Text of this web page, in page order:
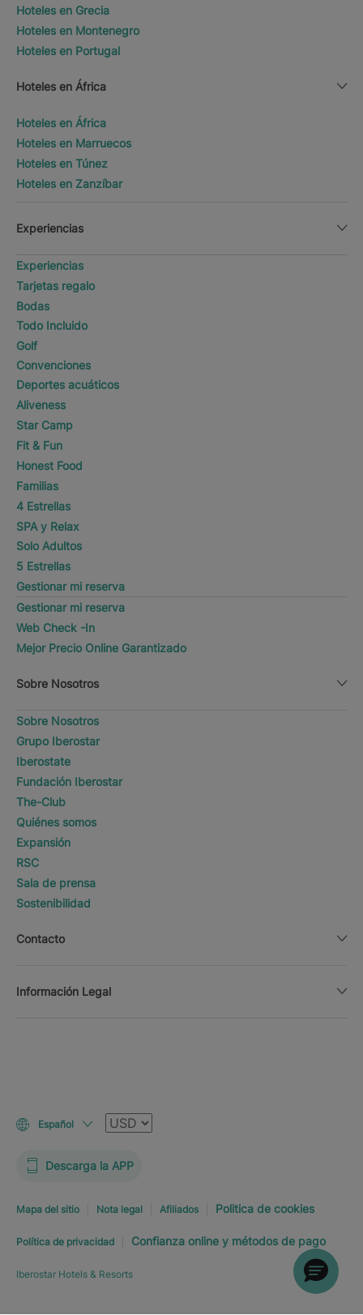
Hoteles en Grecia
Hoteles en Montenegro
Hoteles en Portugal
Hoteles en África
Hoteles en África
Hoteles en Marruecos
Hoteles en Túnez
Hoteles en Zanzíbar
Experiencias
Experiencias
Tarjetas regalo
Bodas
Todo Incluido
Golf
Convenciones
Deportes acuáticos
Aliveness
Star Camp
Fit & Fun
Honest Food
Familias
4 Estrellas
SPA y Relax
Solo Adultos
5 Estrellas
Gestionar mi reserva
Gestionar mi reserva
Web Check -In
Mejor Precio Online Garantizado
Sobre Nosotros
Sobre Nosotros
Grupo Iberostar
Iberostate
Fundación Iberostar
The-Club
Quiénes somos
Expansión
RSC
Sala de prensa
Sostenibilidad
Contacto
Información Legal
Español Moneda
Descarga la APP
Mapa del sitio Nota legal Afiliados Politica de cookies
Política de privacidad Confianza online y métodos de pago
Iberostar Hotels & Resorts